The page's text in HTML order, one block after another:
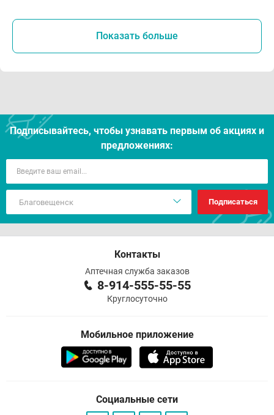
Показать больше
Подписывайтесь, чтобы узнавать первым об акцияx и
предложениях:
Подписаться
Контакты
Аптечная служба заказов
8-914-555-55-55
Круглосуточно
Мобильное приложение
Социальные сети